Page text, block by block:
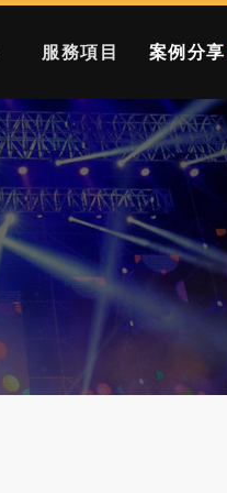
服務項目
SERVICE
案例分享
SHARE